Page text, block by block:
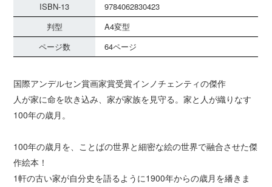
ISBN-13
9784062830423
判型
A4変型
ページ数
64ページ
国際アンデルセン賞画家賞受賞インノチェンティの傑作
人が家に命を吹き込み、家が家族を見守る。家と人が織りなす
100年の歳月。
100年の歳月を、ことばの世界と細密な絵の世界で融合させた傑
作絵本！
1軒の古い家が自分史を語るように1900年からの歳月を繙きま